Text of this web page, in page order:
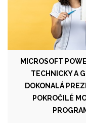
MICROSOFT
TECHNICKY A
DOKONALÁ
POKROČILÉ